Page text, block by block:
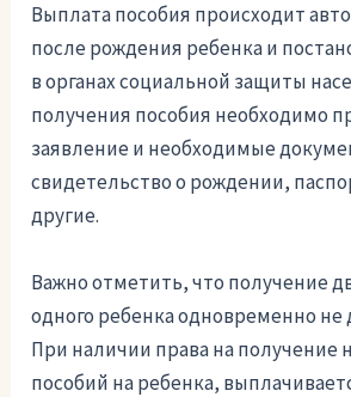
Выплата пособия происходит
после рождения ребенка и
в органах социальной защиты
получения пособия необходимо
заявление и необходимые
свидетельство о рождении,
другие.
Важно отметить, что получение
одного ребенка одновременно не
При наличии права на получение
пособий на ребенка,